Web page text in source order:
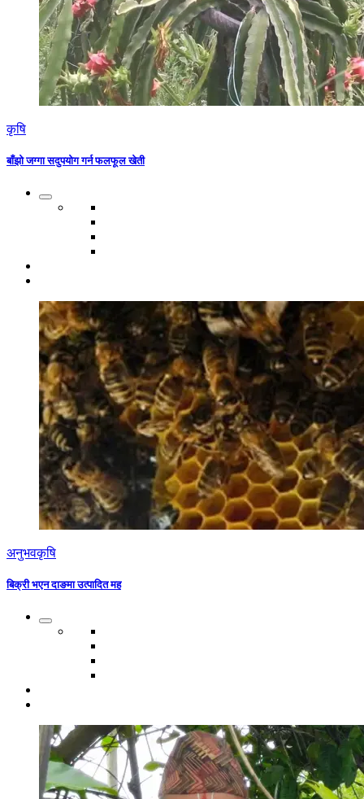
कृषि
बाँझो जग्गा सदुपयोग गर्न फलफूल खेती
अनुभवकृषि
बिक्री भएन दाङमा उत्पादित मह